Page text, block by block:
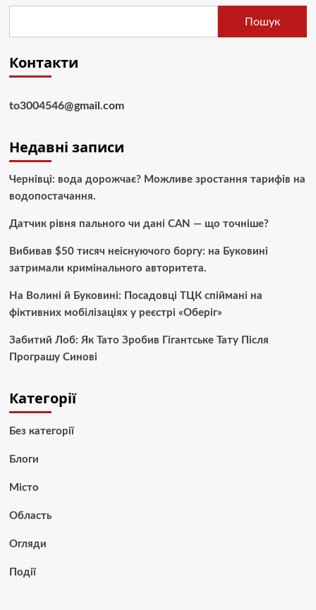
Пошук
Контакти
to3004546@gmail.com
Недавні записи
Чернівці: вода дорожчає? Можливе зростання тарифів на
водопостачання.
Датчик рівня пального чи дані CAN — що точніше?
Вибивав $50 тисяч неіснуючого боргу: на Буковині
затримали кримінального авторитета.
На Волині й Буковині: Посадовці ТЦК спіймані на
фіктивних мобілізаціях у реєстрі «Оберіг»
Забитий Лоб: Як Тато Зробив Гігантське Тату Після
Програшу Синові
Категорії
Без категорії
Блоги
Місто
Область
Огляди
Події